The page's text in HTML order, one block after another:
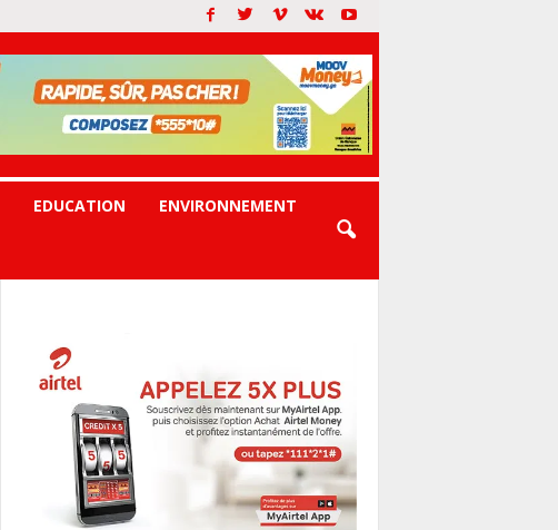
EDUCATION ENVIRONNEMENT